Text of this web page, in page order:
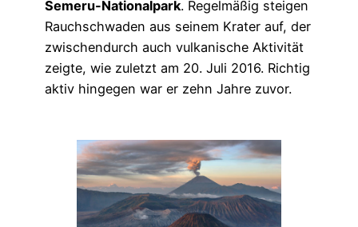
Semeru-Nationalpark. Regelmäßig steigen
Rauchschwaden aus seinem Krater auf, der
zwischendurch auch vulkanische Aktivität
zeigte, wie zuletzt am 20. Juli 2016. Richtig
aktiv hingegen war er zehn Jahre zuvor.